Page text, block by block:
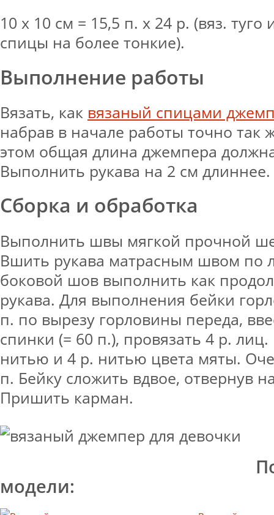
10 х 10 см = 15,5 п. х 24 р. (вяз. туго
спицы на более тонкие).
Выполнение работы
Вязать, как вязаный спицами
набрав в начале работы точно так
этом общая длина джемпера
Выполнить рукава на 2 см длиннее.
Сборка и обработка
Выполнить швы мягкой прочной
Вшить рукава матрасным швом по
боковой шов выполнить как
рукава. Для выполнения бейки
п. по вырезу горловины переда,
спинки (= 60 п.), провязать 4 р.
нитью и 4 р. нитью цвета мяты.
п. Бейку сложить вдвое, отвернув
Пришить карман.
модели: